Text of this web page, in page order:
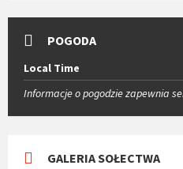
POGODA
Local Time
Informacje o pogodzie zapewnia
GALERIA SOŁECTWA